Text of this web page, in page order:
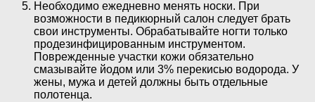
Необходимо ежедневно менять носки. При
возможности в педикюрный салон следует брать
свои инструменты. Обрабатывайте ногти только
продезинфицированным инструментом.
Поврежденные участки кожи обязательно
смазывайте йодом или 3% перекисью водорода. У
жены, мужа и детей должны быть отдельные
полотенца.